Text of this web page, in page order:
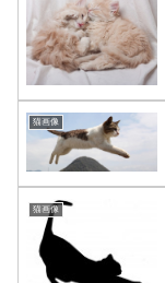
猫画像
猫画像